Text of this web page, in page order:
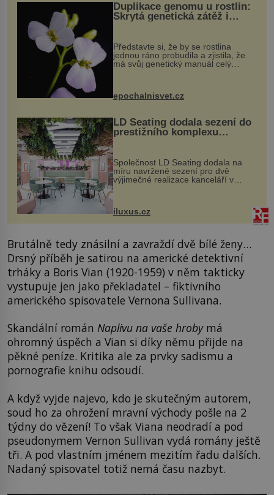
Duplikace genomu u rostlin:
Skrytá genetická zátěž i
Představte si, že by se rostlina
jednou ráno probudila a zjistila, že
má svůj genetický manuál celý
vstupenka...
epochalnisvet.cz
LD Seating dodala sezení do
prestižního komplexu
MediaCityUK v Salfordu
Společnost LD Seating dodala na
míru navržené sezení pro dvě
výjimečné realizace kanceláří v
areálu MediaCityUK v anglickém
budov Media...
iluxus.cz
Brutálně tedy znásilní a zavraždí dvě bílé ženy…
Drsný příběh je satirou na americké detektivní
trháky a Boris Vian (1920-1959) v něm takticky
vystupuje jen jako překladatel – fiktivního
amerického spisovatele Vernona Sullivana.
Skandální román Naplivu na vaše hroby má
ohromný úspěch a Vian si díky němu přijde na
pěkné peníze. Kritika ale za prvky sadismu a
pornografie knihu odsoudí.
A když vyjde najevo, kdo je skutečným autorem,
soud ho za ohrožení mravní východy pošle na 2
týdny do vězení! To však Viana neodradí a pod
pseudonymem Vernon Sullivan vydá romány ještě
tři. A pod vlastním jménem mezitím řadu dalších.
Nadaný spisovatel totiž nemá času nazbyt.